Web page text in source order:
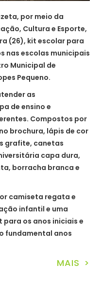
por meio da
Cultura e Esporte,
(26), kit escolar para
nas escolas municipais
Municipal de
Pequeno.
as
de ensino e
Compostos por
brochura, lápis de cor
grafite, canetas
capa dura,
borracha branca e
camiseta regata e
infantil e uma
os anos iniciais e
fundamental anos
MAIS >